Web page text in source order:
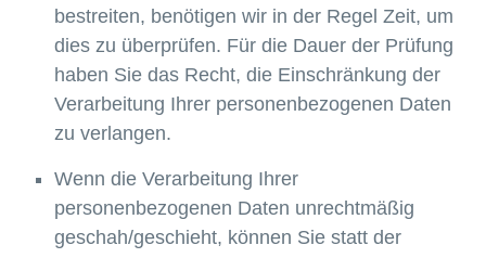
bestreiten, benötigen wir in der Regel Zeit, um
dies zu überprüfen. Für die Dauer der Prüfung
haben Sie das Recht, die Einschränkung der
Verarbeitung Ihrer personenbezogenen Daten
zu verlangen.
Wenn die Verarbeitung Ihrer
personenbezogenen Daten unrechtmäßig
geschah/geschieht, können Sie statt der